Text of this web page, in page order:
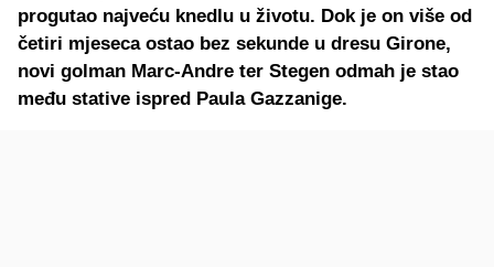
progutao najveću knedlu u životu. Dok je on više od
četiri mjeseca ostao bez sekunde u dresu Girone,
novi golman Marc-Andre ter Stegen odmah je stao
među stative ispred Paula Gazzanige.